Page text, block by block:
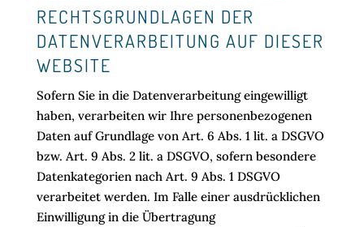
RECHTSGRUNDLAGEN DER
DATENVERARBEITUNG AUF DIESER
WEBSITE
Sofern Sie in die Datenverarbeitung eingewilligt
haben, verarbeiten wir Ihre personenbezogenen
Daten auf Grundlage von Art. 6 Abs. 1 lit. a DSGVO
bzw. Art. 9 Abs. 2 lit. a DSGVO, sofern besondere
Datenkategorien nach Art. 9 Abs. 1 DSGVO
verarbeitet werden. Im Falle einer ausdrücklichen
Einwilligung in die Übertragung